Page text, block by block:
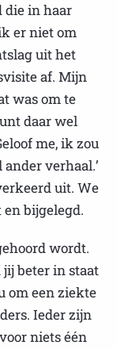
die in haar
er niet om
uit het
af. Mijn
was om te
daar wel
me, ik zou
verhaal.’
uit. We
bijgelegd.
wordt.
beter in staat
om een ziekte
Ieder zijn
niets één